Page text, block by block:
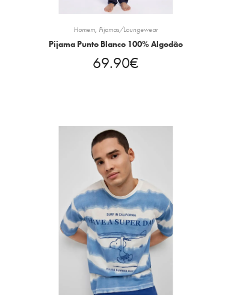
Homem, Pijamas/Loungewear
Pijama Punto Blanco 100% Algodão
69.90€